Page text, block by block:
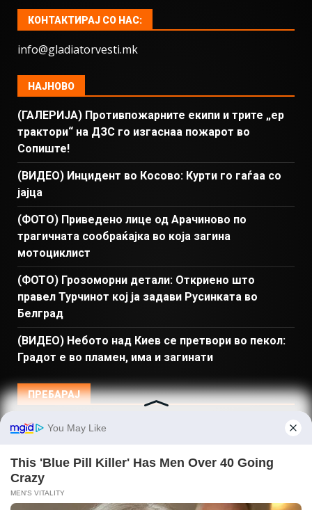
КОНТАКТИРАЈ СО НАС:
info@gladiatorvesti.mk
НАЈНОВО
(ГАЛЕРИЈА) Противпожарните екипи и трите „ер
трактори“ на ДЗС го изгаснаа пожарот во
Сопиште!
(ВИДЕО) Инцидент во Косово: Курти го гаѓаа со
јајца
(ФОТО) Приведено лице од Арачиново по
трагичната сообраќајка во која загина
мотоциклист
(ФОТО) Грозоморни детали: Откриено што
правел Турчинот кој ја задави Русинката во
Белград
(ВИДЕО) Небото над Киев се претвори во пекол:
Градот е во пламен, има и загинати
ПРЕБАРАЈ
Македонија
Магазин